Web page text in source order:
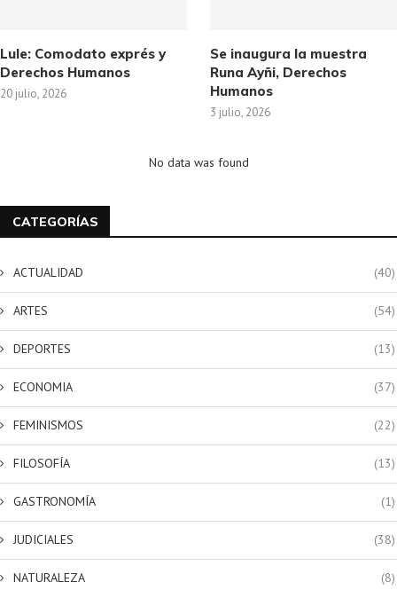
Lule: Comodato exprés y
Derechos Humanos
20 julio, 2026
Se inaugura la muestra
Runa Ayñi, Derechos
Humanos
3 julio, 2026
No data was found
CATEGORÍAS
ACTUALIDAD (40)
ARTES (54)
DEPORTES (13)
ECONOMIA (37)
FEMINISMOS (22)
FILOSOFÍA (13)
GASTRONOMÍA (1)
JUDICIALES (38)
NATURALEZA (8)